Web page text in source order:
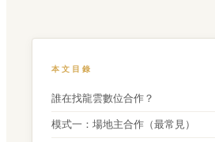
本文目錄
誰在找龍雲數位合作？
模式一：場地主合作（最常見）